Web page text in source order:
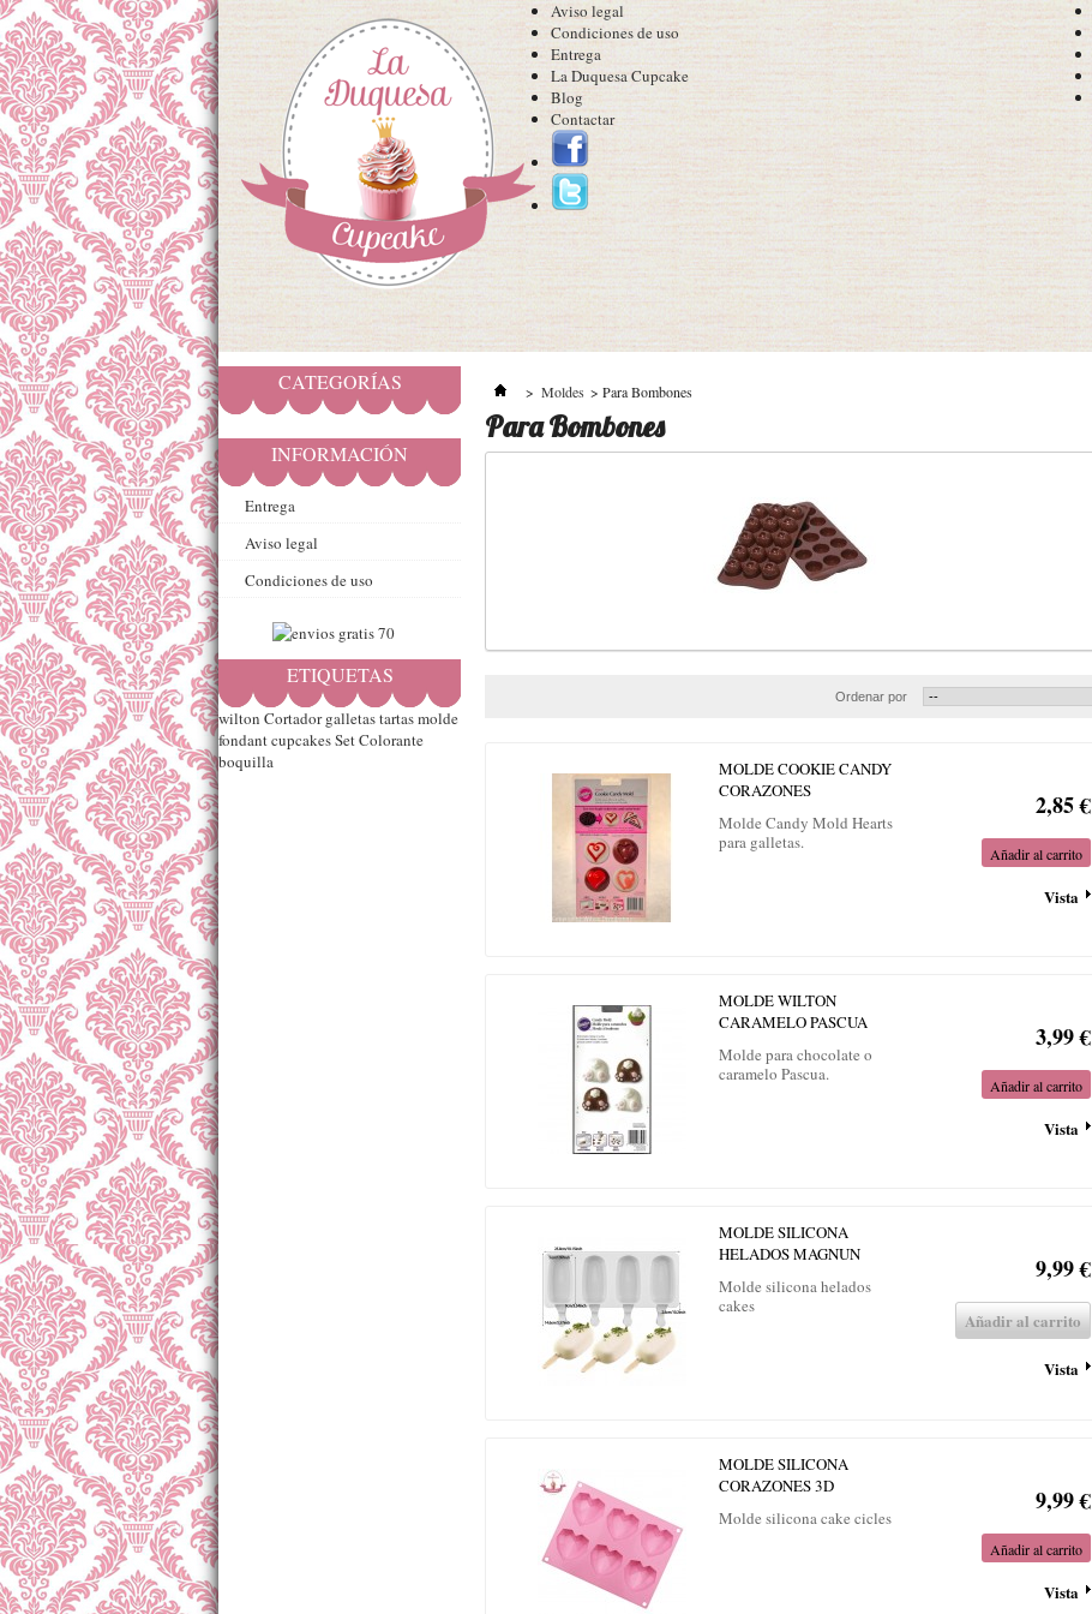
Aviso legal
Condiciones de uso
Entrega
La Duquesa Cupcake
Blog
Contactar
CATEGORÍAS
INFORMACIÓN
Entrega
Aviso legal
Condiciones de uso
ETIQUETAS
wilton Cortador galletastartasmolde
fondantcupcakesSetColorante
boquilla
> Moldes > Para Bombones
Para Bombones
Ordenar por
MOLDE COOKIE CANDY
CORAZONES
Molde Candy Mold Hearts
para galletas.
2,85 €
Añadir al carrito
Vista
MOLDE WILTON
CARAMELO PASCUA
Molde para chocolate o
caramelo Pascua.
3,99 €
Añadir al carrito
Vista
MOLDE SILICONA
HELADOS MAGNUN
Molde silicona helados
cakes
9,99 €
Añadir al carrito
Vista
MOLDE SILICONA
CORAZONES 3D
Molde silicona cake cicles
9,99 €
Añadir al carrito
Vista